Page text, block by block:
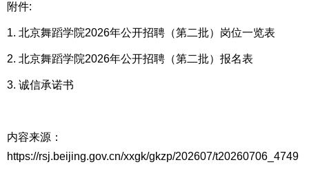
附件:
1. 北京舞蹈学院2026年公开招聘（第二批）岗位一览表
2. 北京舞蹈学院2026年公开招聘（第二批）报名表
3. 诚信承诺书
内容来源：
https://rsj.beijing.gov.cn/xxgk/gkzp/202607/t20260706_4749